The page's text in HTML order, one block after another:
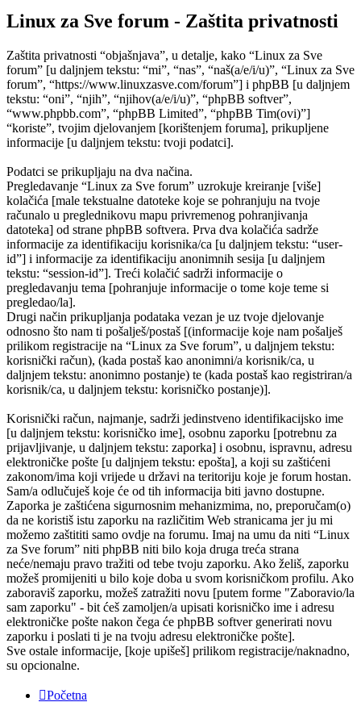
Linux za Sve forum - Zaštita privatnosti
Zaštita privatnosti “objašnjava”, u detalje, kako “Linux za Sve
forum” [u daljnjem tekstu: “mi”, “nas”, “naš(a/e/i/u)”, “Linux za Sve
forum”, “https://www.linuxzasve.com/forum”] i phpBB [u daljnjem
tekstu: “oni”, “njih”, “njihov(a/e/i/u)”, “phpBB softver”,
“www.phpbb.com”, “phpBB Limited”, “phpBB Tim(ovi)”]
“koriste”, tvojim djelovanjem [korištenjem foruma], prikupljene
informacije [u daljnjem tekstu: tvoji podatci].
Podatci se prikupljaju na dva načina.
Pregledavanje “Linux za Sve forum” uzrokuje kreiranje [više]
kolačića [male tekstualne datoteke koje se pohranjuju na tvoje
računalo u preglednikovu mapu privremenog pohranjivanja
datoteka] od strane phpBB softvera. Prva dva kolačića sadrže
informacije za identifikaciju korisnika/ca [u daljnjem tekstu: “user-
id”] i informacije za identifikaciju anonimnih sesija [u daljnjem
tekstu: “session-id”]. Treći kolačić sadrži informacije o
pregledavanju tema [pohranjuje informacije o tome koje teme si
pregledao/la].
Drugi način prikupljanja podataka vezan je uz tvoje djelovanje
odnosno što nam ti pošalješ/postaš [(informacije koje nam pošalješ
prilikom registracije na “Linux za Sve forum”, u daljnjem tekstu:
korisnički račun), (kada postaš kao anonimni/a korisnik/ca, u
daljnjem tekstu: anonimno postanje) te (kada postaš kao registriran/a
korisnik/ca, u daljnjem tekstu: korisničko postanje)].
Korisnički račun, najmanje, sadrži jedinstveno identifikacijsko ime
[u daljnjem tekstu: korisničko ime], osobnu zaporku [potrebnu za
prijavljivanje, u daljnjem tekstu: zaporka] i osobnu, ispravnu, adresu
elektroničke pošte [u daljnjem tekstu: epošta], a koji su zaštićeni
zakonom/ima koji vrijede u državi na teritoriju koje je forum hostan.
Sam/a odlučuješ koje će od tih informacija biti javno dostupne.
Zaporka je zaštićena sigurnosnim mehanizmima, no, preporučam(o)
da ne koristiš istu zaporku na različitim Web stranicama jer ju mi
možemo zaštititi samo ovdje na forumu. Imaj na umu da niti “Linux
za Sve forum” niti phpBB niti bilo koja druga treća strana
neće/nemaju pravo tražiti od tebe tvoju zaporku. Ako želiš, zaporku
možeš promijeniti u bilo koje doba u svom korisničkom profilu. Ako
zaboraviš zaporku, možeš zatražiti novu [putem forme "Zaboravio/la
sam zaporku" - bit ćeš zamoljen/a upisati korisničko ime i adresu
elektroničke pošte nakon čega će phpBB softver generirati novu
zaporku i poslati ti je na tvoju adresu elektroničke pošte].
Sve ostale informacije, [koje upišeš] prilikom registracije/naknadno,
su opcionalne.
Početna